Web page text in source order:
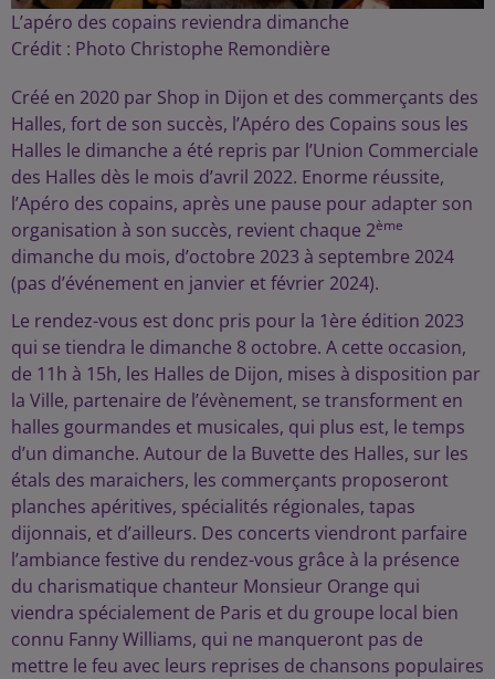
L’apéro des copains reviendra dimanche
Crédit : Photo Christophe Remondière
Créé en 2020 par Shop in Dijon et des commerçants des
Halles, fort de son succès, l’Apéro des Copains sous les
Halles le dimanche a été repris par l’Union Commerciale
des Halles dès le mois d’avril 2022. Enorme réussite,
l’Apéro des copains, après une pause pour adapter son
organisation à son succès, revient chaque 2ème
dimanche du mois, d’octobre 2023 à septembre 2024
(pas d’événement en janvier et février 2024).
Le rendez-vous est donc pris pour la 1ère édition 2023
qui se tiendra le dimanche 8 octobre. A cette occasion,
de 11h à 15h, les Halles de Dijon, mises à disposition par
la Ville, partenaire de l’évènement, se transforment en
halles gourmandes et musicales, qui plus est, le temps
d’un dimanche. Autour de la Buvette des Halles, sur les
étals des maraichers, les commerçants proposeront
planches apéritives, spécialités régionales, tapas
dijonnais, et d’ailleurs. Des concerts viendront parfaire
l’ambiance festive du rendez-vous grâce à la présence
du charismatique chanteur Monsieur Orange qui
viendra spécialement de Paris et du groupe local bien
connu Fanny Williams, qui ne manqueront pas de
mettre le feu avec leurs reprises de chansons populaires